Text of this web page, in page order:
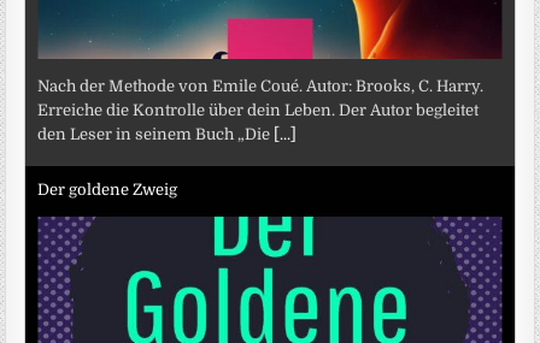
Nach der Methode von Emile Coué. Autor: Brooks, C. Harry.
Erreiche die Kontrolle über dein Leben. Der Autor begleitet
den Leser in seinem Buch „Die [...]
Der goldene Zweig